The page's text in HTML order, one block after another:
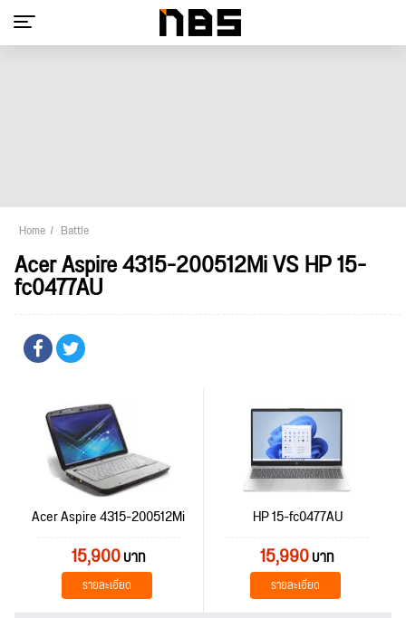
Home Battle
Acer Aspire 4315-200512Mi VS HP 15-
fc0477AU
Acer Aspire 4315-200512Mi
15,900บาท
รายละเอียด
HP 15-fc0477AU
15,990บาท
รายละเอียด